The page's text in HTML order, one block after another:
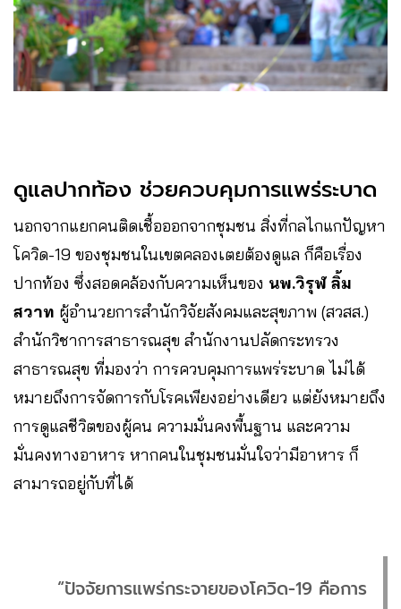
ดูแลปากท้อง ช่วยควบคุมการแพร่ระบาด
นอกจากแยกคนติดเชื้อออกจากชุมชน สิ่งที่กลไกแกปัญหา
โควิด-19 ของชุมชนในเขตคลองเตยต้องดูแล ก็คือเรื่อง
ปากท้อง ซึ่งสอดคล้องกับความเห็นของ นพ.วิรุฬ ลิ้ม
สวาท ผู้อำนวยการสำนักวิจัยสังคมและสุขภาพ (สวสส.)
สำนักวิชาการสาธารณสุข สำนักงานปลัดกระทรวง
สาธารณสุข ที่มองว่า การควบคุมการแพร่ระบาด ไม่ได้
หมายถึงการจัดการกับโรคเพียงอย่างเดียว แต่ยังหมายถึง
การดูแลชีวิตของผู้คน ความมั่นคงพื้นฐาน และความ
มั่นคงทางอาหาร หากคนในชุมชนมั่นใจว่ามีอาหาร ก็
สามารถอยู่กับที่ได้
“ปัจจัยการแพร่กระจายของโควิด-19 คือการ